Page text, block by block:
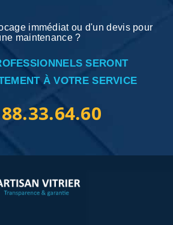
immédiat ou d'un devis pour
maintenance ?
SERONT
À VOTRE SERVICE